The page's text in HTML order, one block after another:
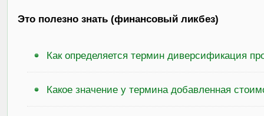
Это полезно знать (финансовый ликбез)
Как определяется термин диверсификация
Какое значение у термина добавленная